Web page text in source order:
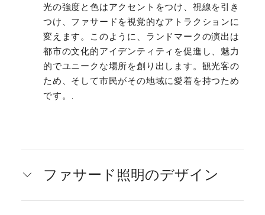
光の強度と色はアクセントをつけ、視線を引き
つけ、ファサードを視覚的なアトラクションに
変えます。このように、ランドマークの演出は
都市の文化的アイデンティティを促進し、魅力
的でユニークな場所を創り出します。観光客の
ため、そして市民がその地域に愛着を持つため
です。.
ファサード照明のデザイン